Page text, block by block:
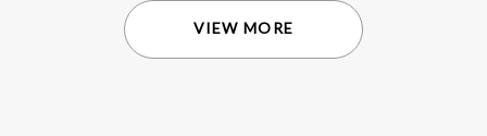
VIEW MORE